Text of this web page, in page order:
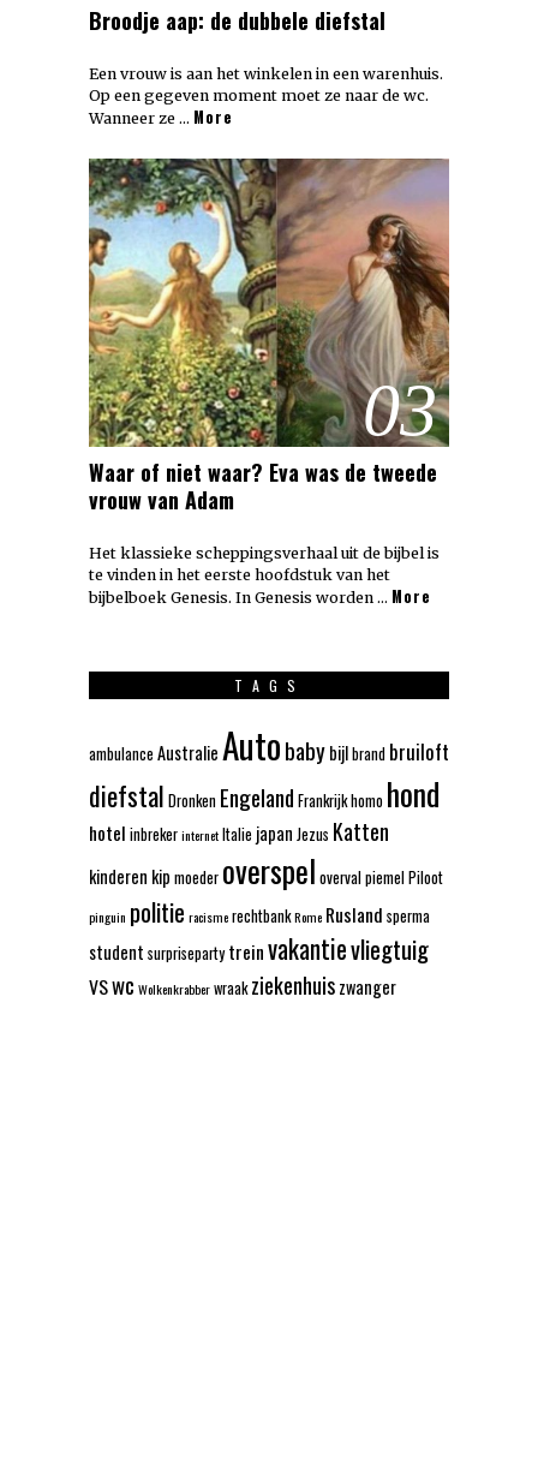
Broodje aap: de dubbele diefstal
Een vrouw is aan het winkelen in een warenhuis.
Op een gegeven moment moet ze naar de wc.
Wanneer ze … More
03
Waar of niet waar? Eva was de tweede
vrouw van Adam
Het klassieke scheppingsverhaal uit de bijbel is
te vinden in het eerste hoofdstuk van het
bijbelboek Genesis. In Genesis worden … More
TAGS
ambulance Australie Autobabybijlbrand bruiloft
diefstal Dronken Engeland Frankrijkhomo hond
hotel inbrekerinternetItalie japan Jezus Katten
kinderen kip moeder overspel overvalpiemelPiloot
pinguin politie racismerechtbankRome Rusland sperma
student surpriseparty treinvakantievliegtuig
VSwc Wolkenkrabberwraak ziekenhuiszwanger